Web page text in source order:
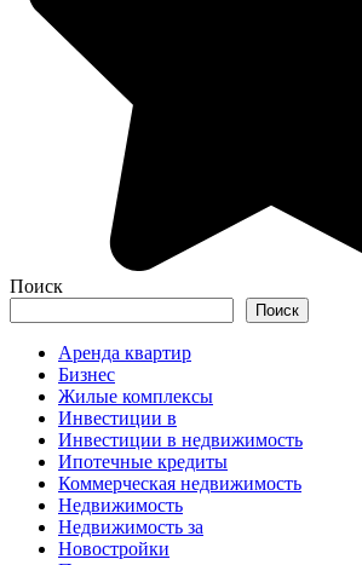
Поиск
Поиск
Аренда квартир
Бизнес
Жилые комплексы
Инвестиции в
Инвестиции в недвижимость
Ипотечные кредиты
Коммерческая недвижимость
Недвижимость
Недвижимость за
Новостройки